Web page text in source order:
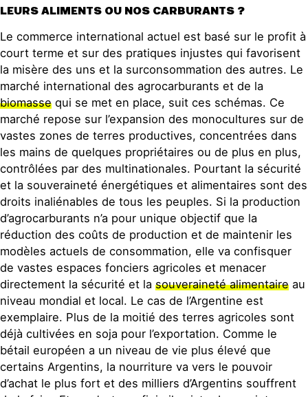
LEURS ALIMENTS OU NOS CARBURANTS ?
Le commerce international actuel est basé sur le profit à
court terme et sur des pratiques injustes qui favorisent
la misère des uns et la surconsommation des autres. Le
marché international des agrocarburants et de la
biomasse qui se met en place, suit ces schémas. Ce
marché repose sur l’expansion des monocultures sur de
vastes zones de terres productives, concentrées dans
les mains de quelques propriétaires ou de plus en plus,
contrôlées par des multinationales. Pourtant la sécurité
et la souveraineté énergétiques et alimentaires sont des
droits inaliénables de tous les peuples. Si la production
d’agrocarburants n’a pour unique objectif que la
réduction des coûts de production et de maintenir les
modèles actuels de consommation, elle va confisquer
de vastes espaces fonciers agricoles et menacer
directement la sécurité et la souveraineté alimentaire au
niveau mondial et local. Le cas de l’Argentine est
exemplaire. Plus de la moitié des terres agricoles sont
déjà cultivées en soja pour l’exportation. Comme le
bétail européen a un niveau de vie plus élevé que
certains Argentins, la nourriture va vers le pouvoir
d’achat le plus fort et des milliers d’Argentins souffrent